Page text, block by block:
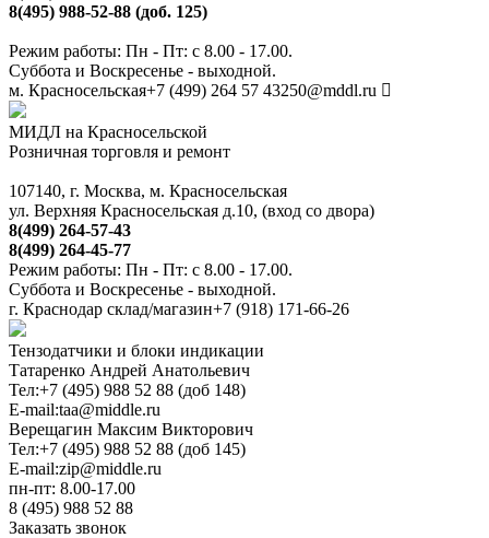
8(495) 988-52-88 (доб. 125)
Режим работы: Пн - Пт: с 8.00 - 17.00.
Суббота и Воскресенье - выходной.
м. Красносельская+7 (499) 264 57 43250@mddl.ru
МИДЛ на Красносельской
Розничная торговля и ремонт
107140, г. Москва, м. Красносельская
ул. Верхняя Красносельская д.10, (вход со двора)
8(499) 264-57-43
8(499) 264-45-77
Режим работы: Пн - Пт: с 8.00 - 17.00.
Суббота и Воскресенье - выходной.
г. Краснодар склад/магазин+7 (918) 171-66-26
Тензодатчики и блоки индикации
Татаренко Андрей Анатольевич
Тел:+7 (495) 988 52 88 (доб 148)
E-mail:taa@middle.ru
Верещагин Максим Викторович
Тел:+7 (495) 988 52 88 (доб 145)
E-mail:zip@middle.ru
пн-пт: 8.00-17.00
8 (495) 988 52 88
Заказать звонок